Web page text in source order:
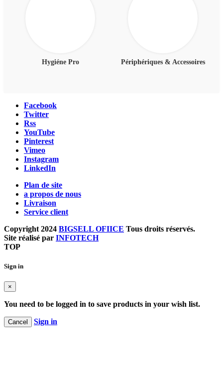
Hygiéne Pro Périphériques & Accessoires
Facebook
Twitter
Rss
YouTube
Pinterest
Vimeo
Instagram
LinkedIn
Plan de site
a propos de nous
Livraison
Service client
Copyright 2024 BIGSELL OFIICE Tous droits réservés.
Site réalisé par INFOTECH
TOP
Sign in
×
You need to be logged in to save products in your wish list.
Cancel Sign in